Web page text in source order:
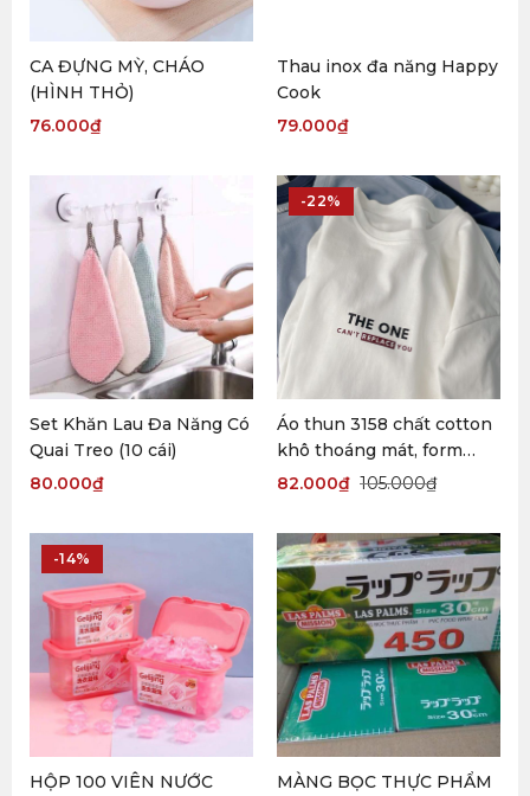
CA ĐỰNG MỲ, CHÁO
(HÌNH THỎ)
76.000₫
Thau inox đa năng Happy
Cook
79.000₫
Set Khăn Lau Đa Năng Có
Quai Treo (10 cái)
80.000₫
-22%
Áo thun 3158 chất cotton
khô thoáng mát, form
rộng tay lỡ THE ONE
105.000₫
82.000₫
-14%
HỘP 100 VIÊN NƯỚC
MÀNG BỌC THỰC PHẨM